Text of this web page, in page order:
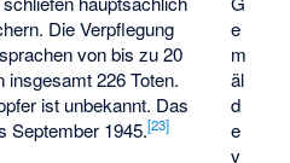
e
m
äl
d
e
v
Die Verpflegung
von bis zu 20
insgesamt 226 Toten.
ist unbekannt. Das
September 1945.[23]